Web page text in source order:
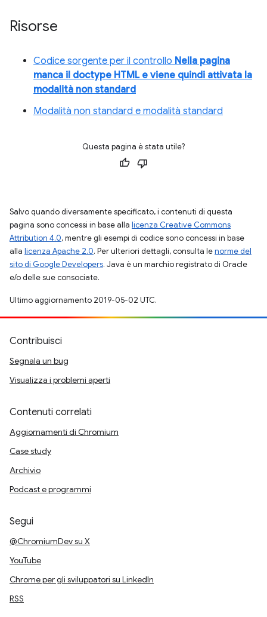
Risorse
Codice sorgente per il controllo Nella pagina
manca il doctype HTML e viene quindi attivata la
modalità non standard
Modalità non standard e modalità standard
Questa pagina è stata utile?
Salvo quando diversamente specificato, i contenuti di questa
pagina sono concessi in base alla licenza Creative Commons
Attribution 4.0, mentre gli esempi di codice sono concessi in base
alla licenza Apache 2.0. Per ulteriori dettagli, consulta lenorme del
sito di Google Developers. Java è un marchio registrato di Oracle
e/o delle sue consociate.
Ultimo aggiornamento 2019-05-02 UTC.
Contribuisci
Segnala un bug
Visualizza i problemi aperti
Contenuti correlati
Aggiornamenti di Chromium
Case study
Archivio
Podcast e programmi
Segui
@ChromiumDev su X
YouTube
Chrome per gli sviluppatori su LinkedIn
RSS